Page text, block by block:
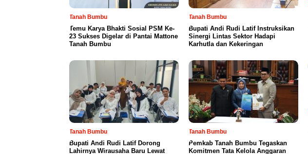
Tanah Bumbu
Temu Karya Bhakti Sosial PSM Ke-
23 Sukses Digelar di Pantai Mattone
Tanah Bumbu
Tanah Bumbu
Bupati Andi Rudi Latif Instruksikan
Sinergi Lintas Sektor Hadapi
Karhutla dan Kekeringan
Tanah Bumbu
Bupati Andi Rudi Latif Dorong
Lahirnya Wirausaha Baru Lewat
Tanah Bumbu
Pemkab Tanah Bumbu Tegaskan
Komitmen Tata Kelola Anggaran